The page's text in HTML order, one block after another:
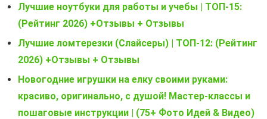
Лучшие ноутбуки для работы и учебы | ТОП-15:
(Рейтинг 2026) +Отзывы + Отзывы
Лучшие ломтерезки (Слайсеры) | ТОП-12: (Рейтинг
2026) +Отзывы + Отзывы
Новогодние игрушки на елку своими руками:
красиво, оригинально, с душой! Мастер-классы и
пошаговые инструкции | (75+ Фото Идей & Видео)